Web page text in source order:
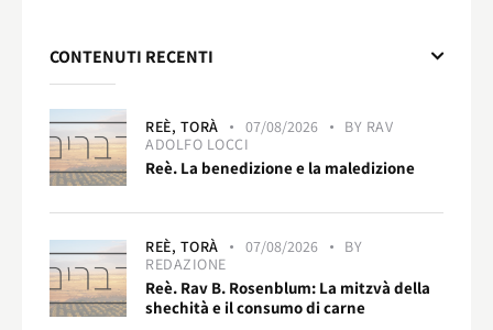
CONTENUTI RECENTI
REÈ, TORÀ 07/08/2026 BY RAV
ADOLFO LOCCI
Reè. La benedizione e la maledizione
REÈ, TORÀ 07/08/2026
BY
REDAZIONE
Reè. Rav B. Rosenblum: La mitzvà della
shechità e il consumo di carne